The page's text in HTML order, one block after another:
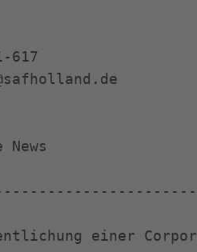
617
einer